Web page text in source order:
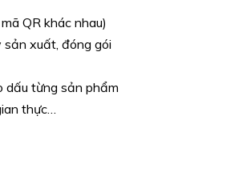
QR khác nhau)
xuất, đóng gói
dấu từng sản phẩm
thực…